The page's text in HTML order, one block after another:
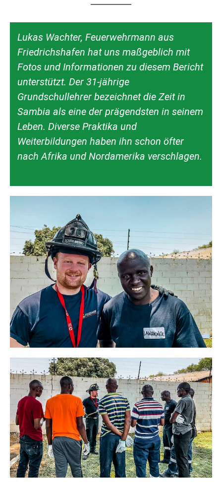
Lukas Wachter, Feuerwehrmann aus
Friedrichshafen hat uns maßgeblich mit
Fotos und Informationen zu diesem Bericht
unterstützt. Der 31-jährige
Grundschullehrer bezeichnet die Zeit in
Sambia als eine der prägendsten in seinem
Leben. Diverse Praktika und
Weiterbildungen haben ihn schon öfter
nach Afrika und Nordamerika verschlagen.